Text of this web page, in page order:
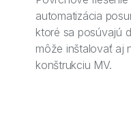
automatizácia
ktoré sa posúvajú
môže inštalovať aj
konštrukciu MV.